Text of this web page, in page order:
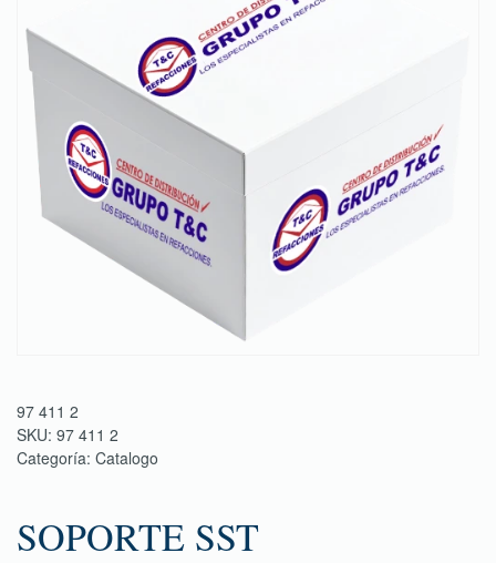
97 411 2
SKU: 97 411 2
Categoría: Catalogo
SOPORTE SST